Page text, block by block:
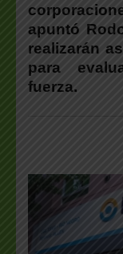
apuntó
realizarán
para
fuerza.